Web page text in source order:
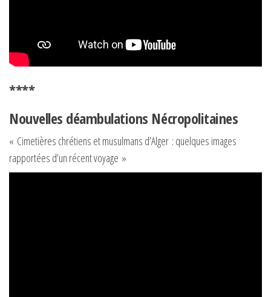
****
Nouvelles déambulations Nécropolitaines
« Cimetières chrétiens et musulmans d’Alger : quelques images
rapportées d’un récent voyage »